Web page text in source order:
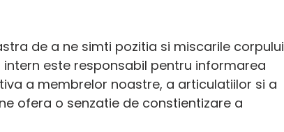
de a ne simti pozitia si miscarile corpului
este responsabil pentru informarea
a membrelor noastre, a articulatiilor si a
ofera o senzatie de constientizare a